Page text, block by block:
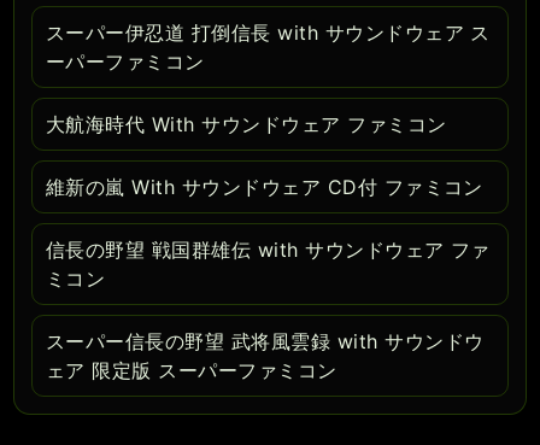
スーパー伊忍道 打倒信長 with サウンドウェア ス
ーパーファミコン
大航海時代 With サウンドウェア ファミコン
維新の嵐 With サウンドウェア CD付 ファミコン
信長の野望 戦国群雄伝 with サウンドウェア ファ
ミコン
スーパー信長の野望 武将風雲録 with サウンドウ
ェア 限定版 スーパーファミコン